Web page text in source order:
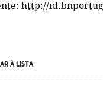
http://
À LISTA